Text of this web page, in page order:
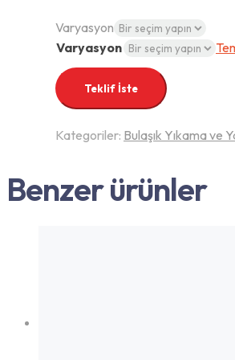
Varyasyon
Varyasyon
Teklif İste
Kategoriler: Bulaşık Yıkama ve
Benzer ürünler